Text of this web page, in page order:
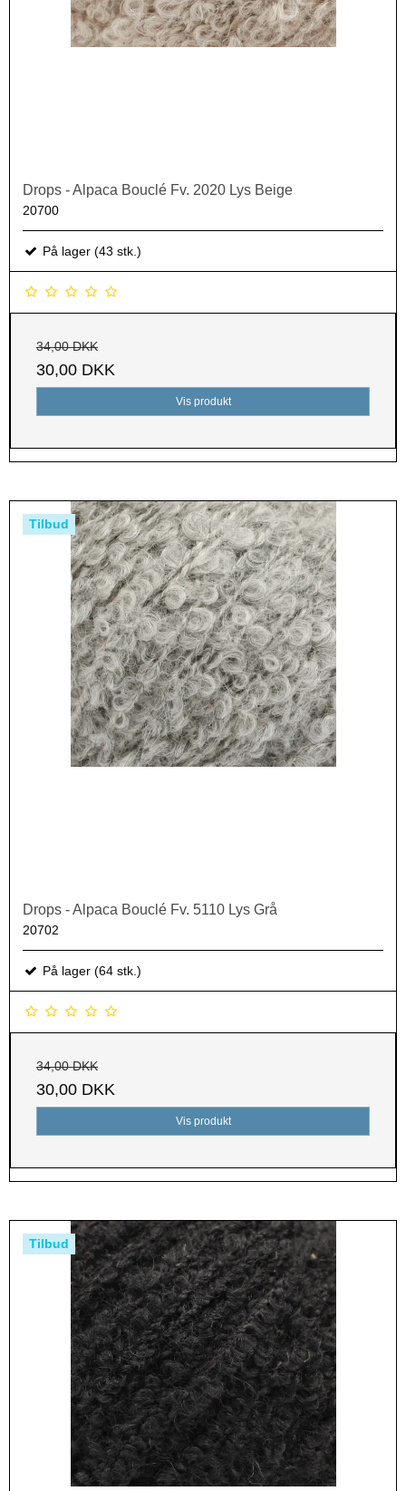
Drops - Alpaca Bouclé Fv. 2020 Lys Beige
20700
På lager (43 stk.)
34,00 DKK
30,00 DKK
Vis produkt
Tilbud
Drops - Alpaca Bouclé Fv. 5110 Lys Grå
20702
På lager (64 stk.)
34,00 DKK
30,00 DKK
Vis produkt
Tilbud